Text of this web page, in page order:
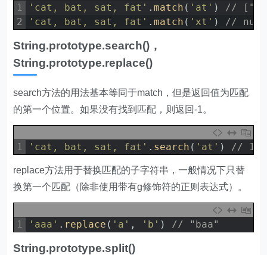
1
2
'cat, bat, sat, fat' .match ( 'at' )
//
'cat, bat, sat, fat' .match ( 'xt' ) // null
String.prototype.search()，
String.prototype.replace()
search方法的用法基本等同于match，但是返回值为匹配
的第一个位置。如果没有找到匹配，则返回-1。
1 'cat, bat, sat, fat' . search ( 'at' ) // 1
replace方法用于替换匹配的子字符串，一般情况下只替
换第一个匹配（除非使用带有g修饰符的正则表达式）。
1 'aaa' . replace ( 'a' , 'b' ) // "baa"
String.prototype.split()